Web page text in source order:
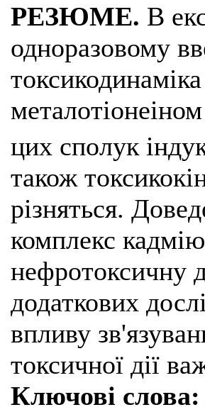
РЕЗЮМЕ. В
одноразовому
цих сполук
також
різняться.
комплекс
нефротоксичну
додаткових
впливу
токсичної дії
Ключові слова: